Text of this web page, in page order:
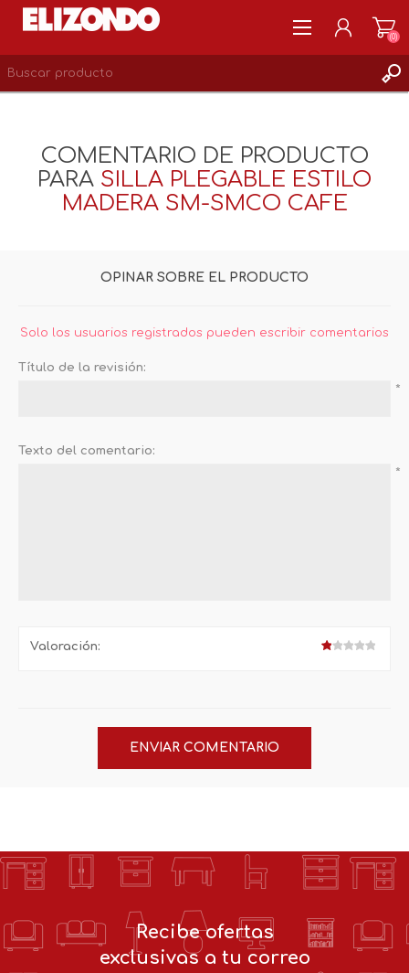
LISTA DE DESEOS 0
(0)
COMENTARIO DE PRODUCTO
PARA SILLA PLEGABLE ESTILO
MADERA SM-SMCO CAFE
OPINAR SOBRE EL PRODUCTO
Solo los usuarios registrados pueden escribir comentarios
Título de la revisión:
*
Texto del comentario:
*
Valoración:
Recibe ofertas
exclusivas a tu correo